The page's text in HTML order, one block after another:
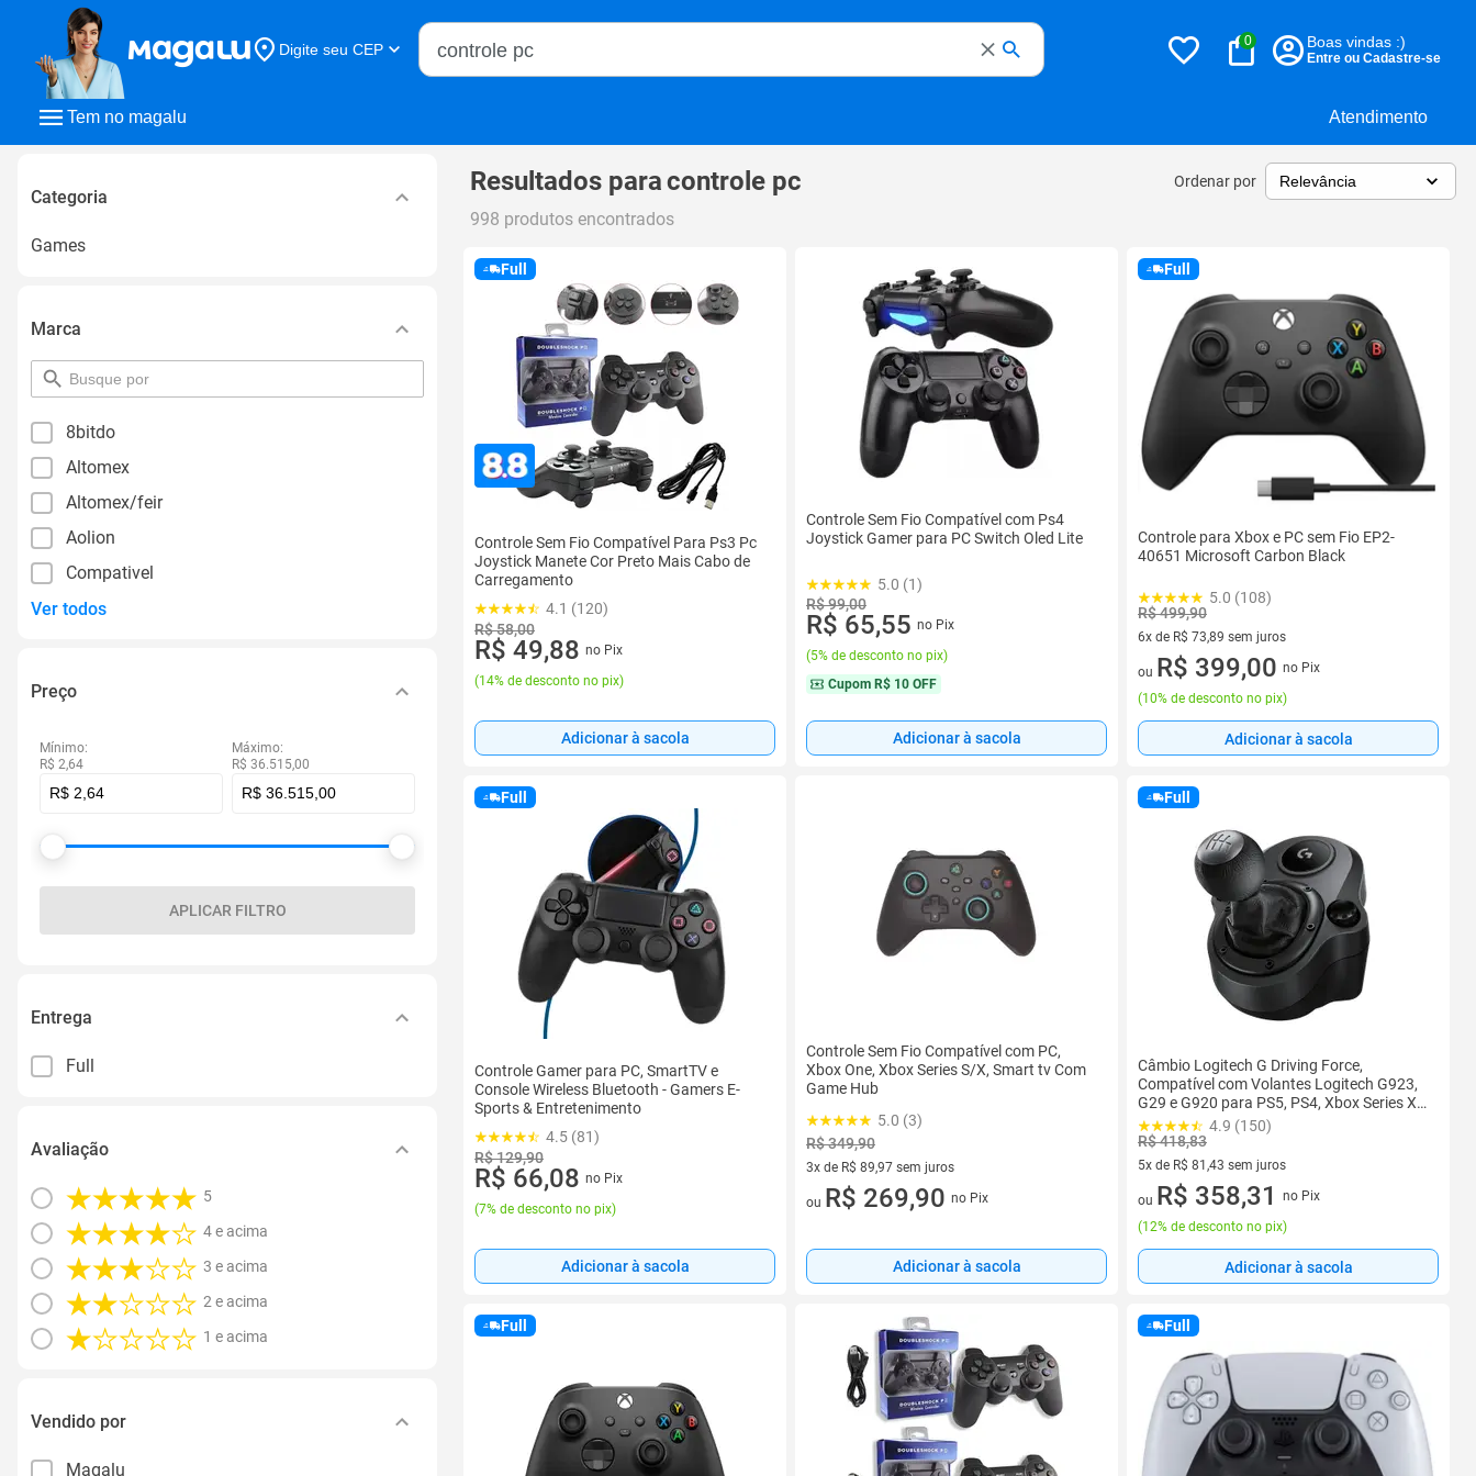
Tem no magalu Atendimento
Digite seu CEP
Buscar no Magalu
0 Boas vindas :)
Entre ou Cadastre-se
Categoria
Games
Marca
pesquisar
por
8bitdo
Altomex
Altomex/feir
Aolion
Compativel
Ver todos
Preço
Mínimo:
R$ 2,64
Máximo:
R$ 36.515,00
APLICAR FILTRO
Entrega
Full
Avaliação
5
4 e acima
3 e acima
2 e acima
1 e acima
Vendido por
Magalu
Resultados paracontrole pc Ordenar por
998 produtos encontrados
Full
Controle Sem Fio Compatível Para Ps3 Pc
Joystick Manete Cor Preto Mais Cabo de
Carregamento
4.1 (120)
R$ 58,00
R$ 49,88 no Pix
(14% de desconto no pix)
Adicionar à sacola
Controle Sem Fio Compatível com Ps4
Joystick Gamer para PC Switch Oled Lite
5.0 (1)
R$ 99,00
R$ 65,55 no Pix
(5% de desconto no pix)
Cupom R$ 10 OFF
Adicionar à sacola
Full
Controle para Xbox e PC sem Fio EP2-
40651 Microsoft Carbon Black
5.0 (108)
R$ 499,90
6x de R$ 73,89 sem juros
6 vez de R$ 73,89 sem juros
ou R$ 399,00 no Pix
(10% de desconto no pix)
Adicionar à sacola
Full
Controle Gamer para PC, SmartTV e
Console Wireless Bluetooth - Gamers E-
Sports & Entretenimento
4.5 (81)
R$ 129,90
R$ 66,08 no Pix
(7% de desconto no pix)
Adicionar à sacola
Controle Sem Fio Compatível com PC,
Xbox One, Xbox Series S/X, Smart tv Com
Game Hub
5.0 (3)
R$ 349,90
3x de R$ 89,97 sem juros
3 vez de R$ 89,97 sem juros
ou R$ 269,90 no Pix
Adicionar à sacola
Full
Câmbio Logitech G Driving Force,
Compatível com Volantes Logitech G923,
G29 e G920 para PS5, PS4, Xbox Series X e
Series S, Xbox One, PC - 941-000119
4.9 (150)
R$ 418,83
5x de R$ 81,43 sem juros
5 vez de R$ 81,43 sem juros
ou R$ 358,31
no Pix
(12% de desconto no pix)
Adicionar à sacola
Full Full